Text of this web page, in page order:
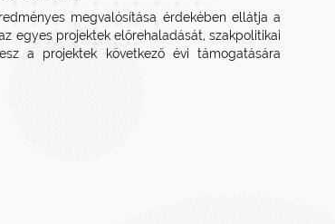
megvalósítása érdekében ellátja a
egyes projektek előrehaladását, szakpolitikai
a projektek következő évi támogatására